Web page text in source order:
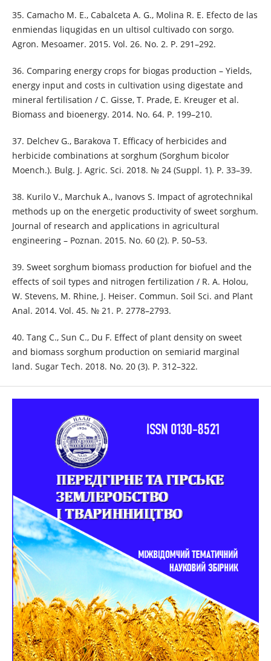
35. Camacho M. E., Cabalceta A. G., Molina R. E. Efecto de las
enmiendas liqugidas en un ultisol cultivado con sorgo.
Agron. Mesoamer. 2015. Vol. 26. No. 2. Р. 291–292.
36. Comparing energy crops for biogas production – Yields,
energy input and costs in cultivation using digestate and
mineral fertilisation / C. Gisse, T. Prade, E. Kreuger et al.
Biomass and bioenergy. 2014. No. 64. Р. 199–210.
37. Delchev G., Barakova T. Efficacy of herbicides and
herbicide combinations at sorghum (Sorghum bicolor
Moench.). Bulg. J. Agric. Sci. 2018. № 24 (Suppl. 1). Р. 33–39.
38. Kurilo V., Marchuk A., Ivanovs S. Impact of agrotechnikal
methods up on the energetic productivity of sweet sorghum.
Journal of research and applications in agricultural
engineering – Poznan. 2015. No. 60 (2). Р. 50–53.
39. Sweet sorghum biomass production for biofuel and the
effects of soil types and nitrogen fertilization / R. A. Holou,
W. Stevens, M. Rhine, J. Heiser. Commun. Soil Sci. and Plant
Anal. 2014. Vol. 45. № 21. Р. 2778–2793.
40. Tang C., Sun C., Du F. Effect of plant density on sweet
and biomass sorghum production on semiarid marginal
land. Sugar Tech. 2018. No. 20 (3). Р. 312–322.